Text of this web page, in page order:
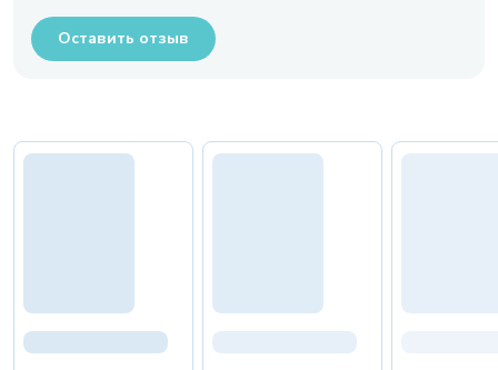
Оставить отзыв